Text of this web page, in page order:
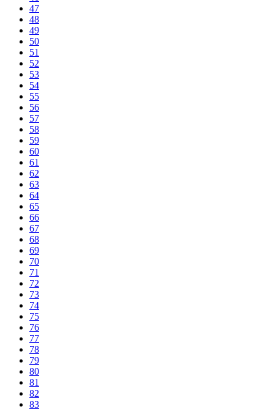
47
48
49
50
51
52
53
54
55
56
57
58
59
60
61
62
63
64
65
66
67
68
69
70
71
72
73
74
75
76
77
78
79
80
81
82
83